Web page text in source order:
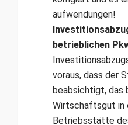
aufwendungen!
betrieblichen
voraus, dass der
beabsichtigt, das
Wirtschaftsgut in
Betriebsstätte